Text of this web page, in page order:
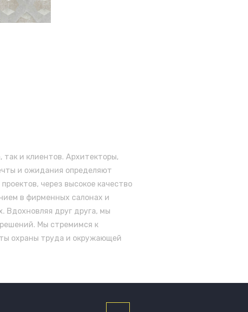
и клиентов. Архитекторы,
и ожидания определяют
через высокое качество
в фирменных салонах и
Вдохновляя друг друга, мы
Мы стремимся к
охраны труда и окружающей